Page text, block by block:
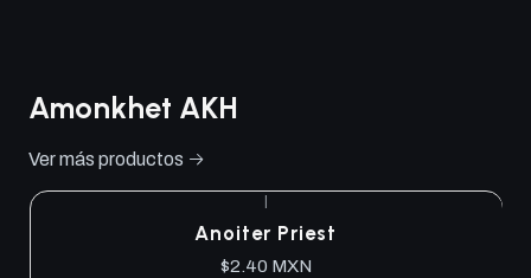
Amonkhet AKH
Ver más productos
Anoiter Priest
$2.40 MXN